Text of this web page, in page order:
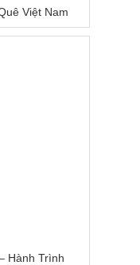
Việt Nam
Hành Trình